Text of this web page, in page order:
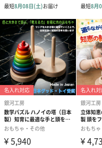
なお子様も安心して遊べる
●このおもちゃには名入れ
ーザー刻印することができ
「木のおもちゃ製作所
安心安全のおもちゃ作り
「木のおもちゃ製作所 銀河